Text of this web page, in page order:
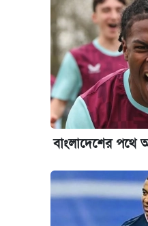
কবে হবে মেডিকেল
পাঁচ দপ্তরে নতুন সচিব
আজকের বাজারে
ঢাবি আইবিএর
প্রতিষ্ঠান প্রধানদের
বাংলাদেশের পথে